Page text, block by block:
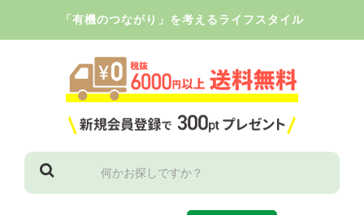
「有機のつながり」を考えるライフスタイル